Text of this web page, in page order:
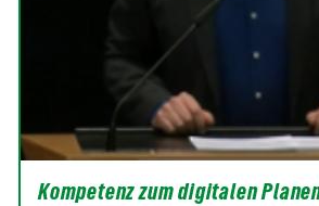
Kompetenz zum digitalen